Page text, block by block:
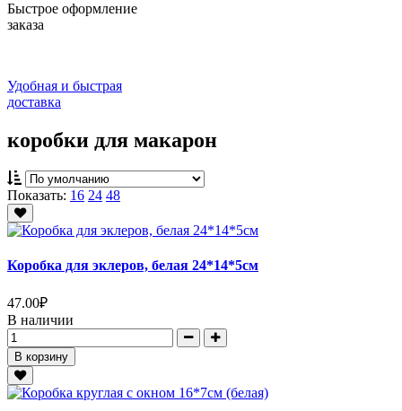
Быстрое оформление
заказа
Удобная и быстрая
доставка
коробки для макарон
Показать: 16 24 48
Коробка для эклеров, белая 24*14*5см
47.00₽
В наличии
В корзину